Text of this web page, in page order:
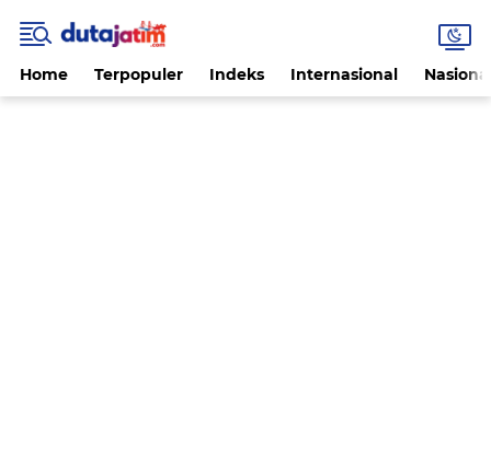
Home Terpopuler Indeks Internasional